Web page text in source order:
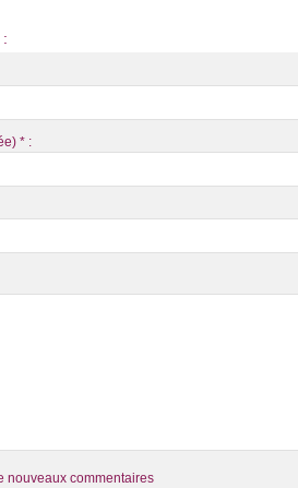
* :
nouveaux commentaires